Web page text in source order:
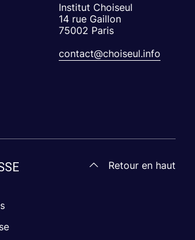
Institut Choiseul
14 rue Gaillon
75002 Paris
contact@choiseul.info
Retour en haut